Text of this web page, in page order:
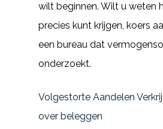
wilt beginnen. Wilt u weten
precies kunt krijgen, koers
een bureau dat
onderzoekt.
Volgestorte Aandelen
over beleggen